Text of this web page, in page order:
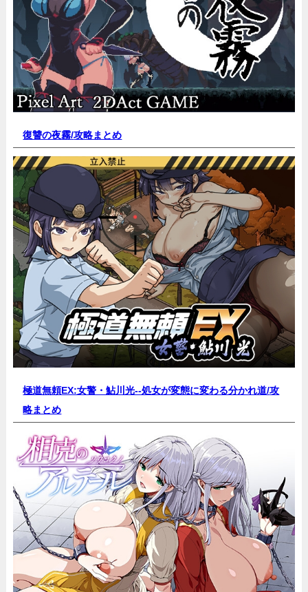
復讐の夜霧/攻略まとめ
極道無頼EX:女警・鮎川光--処女が変態に変わる分かれ道/攻
略まとめ